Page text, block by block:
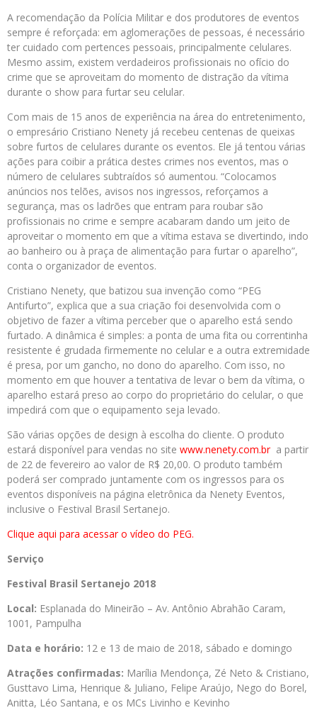
A recomendação da Polícia Militar e dos produtores de eventos
sempre é reforçada: em aglomerações de pessoas, é necessário
ter cuidado com pertences pessoais, principalmente celulares.
Mesmo assim, existem verdadeiros profissionais no ofício do
crime que se aproveitam do momento de distração da vítima
durante o show para furtar seu celular.
Com mais de 15 anos de experiência na área do entretenimento,
o empresário Cristiano Nenety já recebeu centenas de queixas
sobre furtos de celulares durante os eventos. Ele já tentou várias
ações para coibir a prática destes crimes nos eventos, mas o
número de celulares subtraídos só aumentou. “Colocamos
anúncios nos telões, avisos nos ingressos, reforçamos a
segurança, mas os ladrões que entram para roubar são
profissionais no crime e sempre acabaram dando um jeito de
aproveitar o momento em que a vítima estava se divertindo, indo
ao banheiro ou à praça de alimentação para furtar o aparelho”,
conta o organizador de eventos.
Cristiano Nenety, que batizou sua invenção como “PEG
Antifurto”, explica que a sua criação foi desenvolvida com o
objetivo de fazer a vítima perceber que o aparelho está sendo
furtado. A dinâmica é simples: a ponta de uma fita ou correntinha
resistente é grudada firmemente no celular e a outra extremidade
é presa, por um gancho, no dono do aparelho. Com isso, no
momento em que houver a tentativa de levar o bem da vítima, o
aparelho estará preso ao corpo do proprietário do celular, o que
impedirá com que o equipamento seja levado.
São várias opções de design à escolha do cliente. O produto
estará disponível para vendas no site www.nenety.com.bra partir
de 22 de fevereiro ao valor de R$ 20,00. O produto também
poderá ser comprado juntamente com os ingressos para os
eventos disponíveis na página eletrônica da Nenety Eventos,
inclusive o Festival Brasil Sertanejo.
Clique aqui para acessar o vídeo do PEG.
Serviço
Festival Brasil Sertanejo 2018
Local: Esplanada do Mineirão – Av. Antônio Abrahão Caram,
1001, Pampulha
Data e horário: 12 e 13 de maio de 2018, sábado e domingo
Atrações confirmadas: Marília Mendonça, Zé Neto & Cristiano,
Gusttavo Lima, Henrique & Juliano, Felipe Araújo, Nego do Borel,
Anitta, Léo Santana, e os MCs Livinho e Kevinho